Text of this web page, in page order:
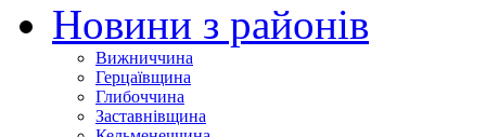
Новини з районів
Вижниччина
Герцаївщина
Глибоччина
Заставнівщина